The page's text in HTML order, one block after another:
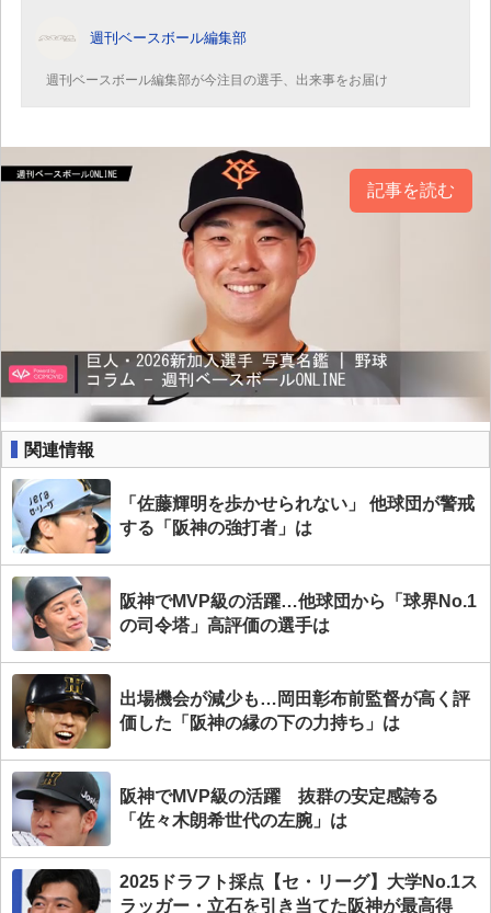
週刊ベースボール編集部
週刊ベースボール編集部が今注目の選手、出来事をお届け
記事を読む
関連情報
「佐藤輝明を歩かせられない」 他球団が警戒
する「阪神の強打者」は
阪神でMVP級の活躍…他球団から「球界No.1
の司令塔」高評価の選手は
出場機会が減少も…岡田彰布前監督が高く評
価した「阪神の縁の下の力持ち」は
阪神でMVP級の活躍 抜群の安定感誇る
「佐々木朗希世代の左腕」は
2025ドラフト採点【セ・リーグ】大学No.1ス
ラッガー・立石を引き当てた阪神が最高得